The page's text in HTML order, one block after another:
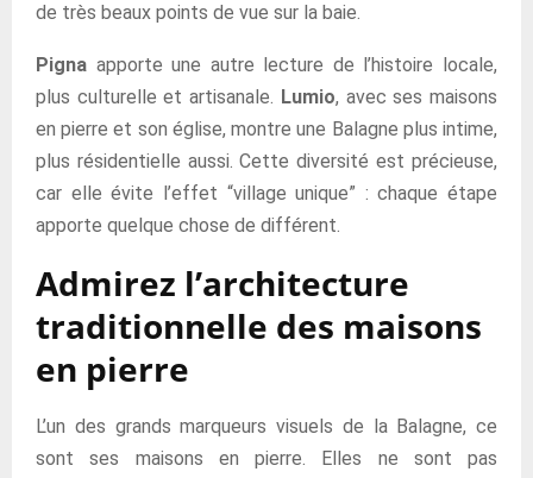
de très beaux points de vue sur la baie.
Pigna apporte une autre lecture de l’histoire locale,
plus culturelle et artisanale. Lumio, avec ses maisons
en pierre et son église, montre une Balagne plus intime,
plus résidentielle aussi. Cette diversité est précieuse,
car elle évite l’effet “village unique” : chaque étape
apporte quelque chose de différent.
Admirez l’architecture
traditionnelle des maisons
en pierre
L’un des grands marqueurs visuels de la Balagne, ce
sont ses maisons en pierre. Elles ne sont pas